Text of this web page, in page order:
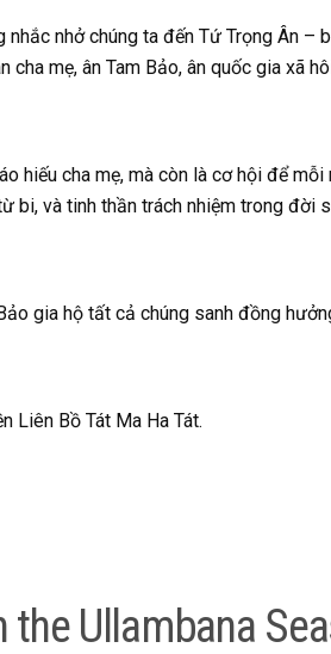
nhắc nhở chúng ta đến Tứ Trọng Ân
mẹ, ân Tam Bảo, ân quốc gia xã
hiếu cha mẹ, mà còn là cơ hội để
bi, và tinh thần trách nhiệm trong đời
gia hộ tất cả chúng sanh đồng
Liên Bồ Tát Ma Ha Tát.
the Ullambana